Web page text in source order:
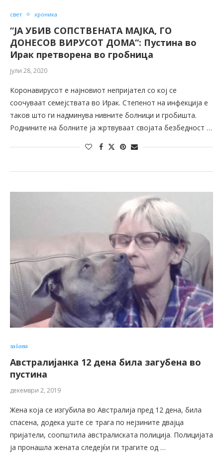
свет хроника
“ЈА УБИВ СОПСТВЕНАТА МАЈКА, ГО
ДОНЕСОВ ВИРУСОТ ДОМА“: Пустина во
Ирак претворена во гробница
јули 28, 2020
Коронавирусот е најновиот непријател со кој се
соочуваат семејствата во Ирак. Степенот на инфекција е
таков што ги надминува нивните болници и гробишта.
Роднините на болните ја жртвуваат својата безбедност …
забава
Австралијанка 12 дена била загубена во
пустина
декември 2, 2019
Жена која се изгубила во Австралија пред 12 дена, била
спасена, додека уште се трага по нејзините двајца
пријатели, соопштила австралиската полиција. Полицијата
ја пронашла жената следејќи ги трагите од …